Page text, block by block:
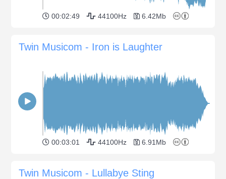
00:02:49 44100Hz 6.42Mb
Twin Musicom - Iron is Laughter
00:03:01 44100Hz 6.91Mb
Twin Musicom - Lullabye Sting